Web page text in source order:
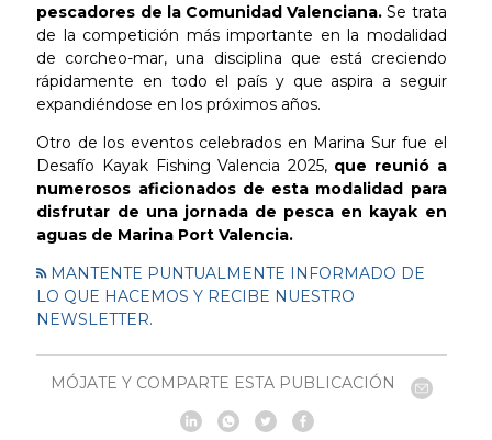
pescadores de la Comunidad Valenciana. Se trata
de la competición más importante en la modalidad
de corcheo-mar, una disciplina que está creciendo
rápidamente en todo el país y que aspira a seguir
expandiéndose en los próximos años.
Otro de los eventos celebrados en Marina Sur fue el
Desafío Kayak Fishing Valencia 2025, que reunió a
numerosos aficionados de esta modalidad para
disfrutar de una jornada de pesca en kayak en
aguas de Marina Port Valencia.
MANTENTE PUNTUALMENTE INFORMADO DE
LO QUE HACEMOS Y RECIBE NUESTRO
NEWSLETTER.
MÓJATE Y COMPARTE ESTA PUBLICACIÓN